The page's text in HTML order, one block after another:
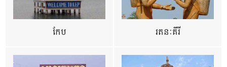
កែប រតនៈគីរី